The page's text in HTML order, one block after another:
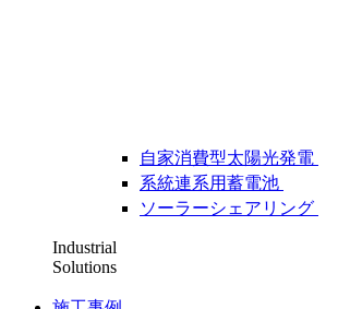
自家消費型太陽光発電
系統連系用蓄電池
ソーラーシェアリング
Industrial
Solutions